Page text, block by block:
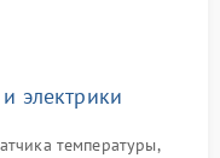
электрики
температуры,